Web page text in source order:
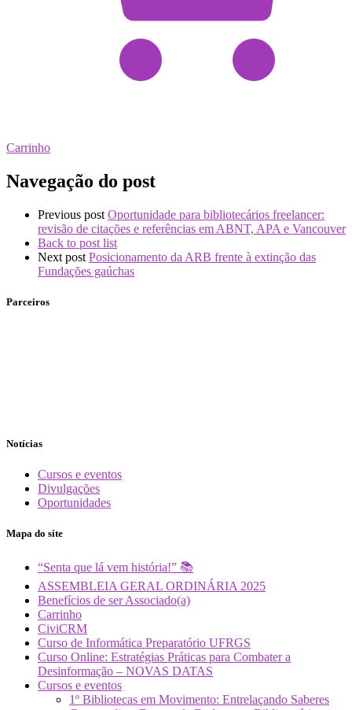
Carrinho
Navegação do post
Previous post Oportunidade para bibliotecários freelancer:
revisão de citações e referências em ABNT, APA e Vancouver
Back to post list
Next post Posicionamento da ARB frente à extinção das
Fundações gaúchas
Parceiros
Notícias
Cursos e eventos
Divulgações
Oportunidades
Mapa do site
“Senta que lá vem história!” 📚
ASSEMBLEIA GERAL ORDINÁRIA 2025
Benefícios de ser Associado(a)
Carrinho
CiviCRM
Curso de Informática Preparatório UFRGS
Curso Online: Estratégias Práticas para Combater a
Desinformação – NOVAS DATAS
Cursos e eventos
1º Bibliotecas em Movimento: Entrelaçando Saberes